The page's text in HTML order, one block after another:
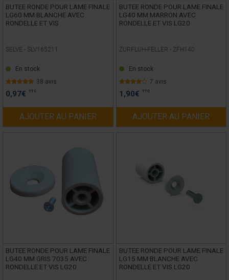
BUTEE RONDE POUR LAME FINALE
LG60 MM BLANCHE AVEC
RONDELLE ET VIS
SELVE - SLV165211
En stock
38 avis
0,97€ TTC
AJOUTER AU PANIER
BUTEE RONDE POUR LAME FINALE
LG40 MM MARRON AVEC
RONDELLE ET VIS LG20
ZURFLUH-FELLER - ZFH140
En stock
7 avis
1,90€ TTC
AJOUTER AU PANIER
BUTEE RONDE POUR LAME FINALE
LG40 MM GRIS 7035 AVEC
RONDELLE ET VIS LG20
BUTEE RONDE POUR LAME FINALE
LG15 MM BLANCHE AVEC
RONDELLE ET VIS LG20